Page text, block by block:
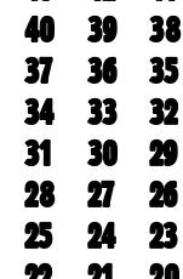
40
39
38
37
36
35
34
33
32
31
30
29
28
27
26
25
24
23